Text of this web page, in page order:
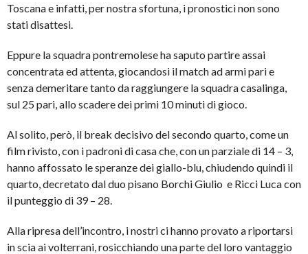
Toscana e infatti, per nostra sfortuna, i pronostici non sono
stati disattesi.
Eppure la squadra pontremolese ha saputo partire assai
concentrata ed attenta, giocandosi il match ad armi pari e
senza demeritare tanto da raggiungere la squadra casalinga,
sul 25 pari, allo scadere dei primi 10 minuti di gioco.
Al solito, però, il break decisivo del secondo quarto, come un
film rivisto, con i padroni di casa che, con un parziale di 14 – 3,
hanno affossato le speranze dei giallo-blu, chiudendo quindi il
quarto, decretato dal duo pisano Borchi Giulio e Ricci Luca con
il punteggio di 39 – 28.
Alla ripresa dell’incontro, i nostri ci hanno provato a riportarsi
in scia ai volterrani, rosicchiando una parte del loro vantaggio